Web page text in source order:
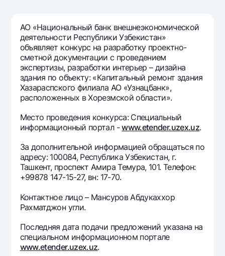
Для всех USD
Золотой депозит
Золотые слитки от НБУ
Серебряный депозит
Visa
Visa FIFA
Mastercard
Зарплатные
Garmin pay
Тарифы
Акции
Мобильное приложение Milliy
Полезные ссылки
Часто задаваемые вопросы
Офисы и банкоматы
Согласие на обработку персональных данных
АО «Национальный банк внешнеэкономической
деятельности Республики Узбекистан»
объявляет конкурс на разработку проектно-
сметной документации с проведением
экспертизы, разработки интерьер – дизайна
здания по объекту: «Капитальный ремонт здания
Хазараспского филиала АО «Узнацбанк»,
расположенных в Хорезмской области».
Место проведения конкурса: Специальный
информационный портал -www.etender.uzex.uz.
За дополнительной информацией обращаться по
адресу: 100084, Республика Узбекистан, г.
Ташкент, проспект Амира Темура, 101. Телефон:
+99878 147-15-27, вн: 17-70.
Контактное лицо – Мансуров Абдукаххор
Рахматджон угли.
Последняя дата подачи предложений указана на
специальном информационном портале
www.etender.uzex.uz.